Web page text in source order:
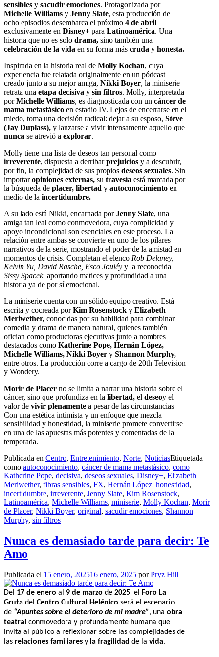
sensibles y sacudir emociones. Protagonizada por
Michelle Williams y Jenny Slate, esta producción de
ocho episodios desembarca el próximo 4 de abril
exclusivamente en Disney+ para Latinoamérica. Una
historia que no es solo drama, sino también una
celebración de la vida en su forma más cruda y honesta.
Inspirada en la historia real de Molly Kochan, cuya
experiencia fue relatada originalmente en un pódcast
creado junto a su mejor amiga, Nikki Boyer, la miniserie
retrata una etapa decisiva y sin filtros. Molly, interpretada
porMichelle Williams, es diagnosticada con un cáncer de
mama metastásico en estadio IV. Lejos de encerrarse en el
miedo, toma una decisión radical: dejar a su esposo, Steve
(Jay Duplass), y lanzarse a vivir intensamente aquello que
nunca se atrevió a explorar.
Molly tiene una lista de deseos tan personal como
irreverente, dispuesta a derribarprejuicios y a descubrir,
por fin, la complejidad de sus propios deseos sexuales. Sin
importaropiniones externas, su travesía está marcada por
la búsqueda de placer, libertad y autoconocimiento en
medio de la incertidumbre.
A su lado está Nikki, encarnada porJenny Slate, una
amiga tan leal como conmovedora, cuya complicidad y
apoyo incondicional son esenciales en este proceso. La
relación entre ambas se convierte en uno de los pilares
narrativos de la serie, mostrando el poder de la amistad en
momentos de crisis. Completan el elenco Rob Delaney,
Kelvin Yu, David Rasche, Esco Jouléy y la reconocida
Sissy Spacek, aportando matices y profundidad a una
historia ya de por sí emocional.
La miniserie cuenta con un sólido equipo creativo. Está
escrita y cocreada porKim Rosenstock y Elizabeth
Meriwether, conocidas por su habilidad para combinar
comedia y drama de manera natural, quienes también
ofician como productoras ejecutivas junto a nombres
destacados como Katherine Pope, Hernán López,
Michelle Williams, Nikki Boyer y Shannon Murphy,
entre otros. La producción corre a cargo de 20th Television
y Wondery.
Morir de Placer no se limita a narrar una historia sobre el
cáncer, sino que profundiza en la libertad, el deseoy el
valor de vivir plenamente a pesar de las circunstancias.
Con una estética intimista y un enfoque que mezcla
sensibilidad y honestidad, la miniserie promete convertirse
en una de las apuestas más potentes y comentadas de la
temporada.
Publicada en Centro, Entretenimiento, Norte, NoticiasEtiquetada
como autoconocimiento, cáncer de mama metastásico, como
Katherine Pope, decisiva, deseos sexuales, Disney+, Elizabeth
Meriwether, fibras sensibles, FX, Hernán López, honestidad,
incertidumbre, irreverente, Jenny Slate, Kim Rosenstock,
Latinoamérica, Michelle Williams, miniserie, Molly Kochan, Morir
de Placer, Nikki Boyer, original, sacudir emociones, Shannon
Murphy, sin filtros
Nunca es demasiado tarde para decir: Te
Amo
Publicada el 15 enero, 202516 enero, 2025 porPryz Hill
Del 17 de enero al 9 de marzo de 2025, el Foro La
Gruta del Centro Cultural Helénico será el escenario
de “Apuntes sobre el deterioro de mi madre”, una obra
teatral conmovedora y profundamente humana que
invita al público a reflexionar sobre las complejidades de
las relaciones familiares y la fragilidad de la vida.